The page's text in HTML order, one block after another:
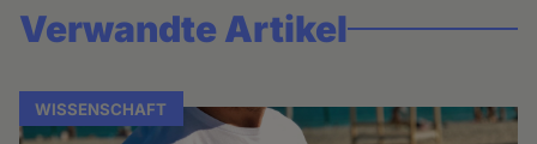
Verwandte Artikel
WISSENSCHAFT